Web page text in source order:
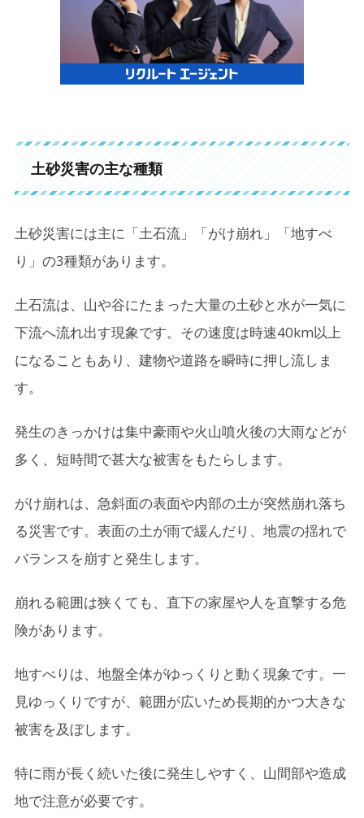
土砂災害の主な種類
土砂災害には主に「土石流」「がけ崩れ」「地すべ
り」の3種類があります。
土石流は、山や谷にたまった大量の土砂と水が一気に
下流へ流れ出す現象です。その速度は時速40km以上
になることもあり、建物や道路を瞬時に押し流しま
す。
発生のきっかけは集中豪雨や火山噴火後の大雨などが
多く、短時間で甚大な被害をもたらします。
がけ崩れは、急斜面の表面や内部の土が突然崩れ落ち
る災害です。表面の土が雨で緩んだり、地震の揺れで
バランスを崩すと発生します。
崩れる範囲は狭くても、直下の家屋や人を直撃する危
険があります。
地すべりは、地盤全体がゆっくりと動く現象です。一
見ゆっくりですが、範囲が広いため長期的かつ大きな
被害を及ぼします。
特に雨が長く続いた後に発生しやすく、山間部や造成
地で注意が必要です。